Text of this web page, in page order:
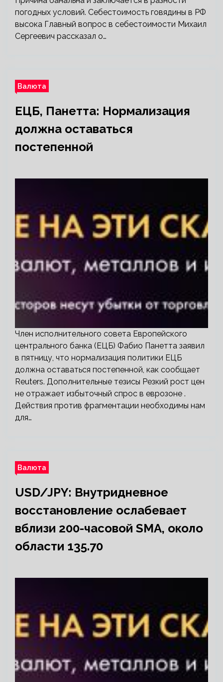
погодных условий. Себестоимость говядины в РФ
высока Главный вопрос в себестоимости Михаил
Сергеевич рассказал о…
Валюта
ЕЦБ, Панетта: Нормализация
должна оставаться
постепенной
Член исполнительного совета Европейского
центрального банка (ЕЦБ) Фабио Панетта заявил
в пятницу, что нормализация политики ЕЦБ
должна оставаться постепенной, как сообщает
Reuters. Дополнительные тезисы Резкий рост цен
не отражает избыточный спрос в еврозоне .
Действия против фрагментации необходимы нам
для…
Валюта
USD/JPY: Внутридневное
восстановление ослабевает
вблизи 200-часовой SMA, около
области 135.70